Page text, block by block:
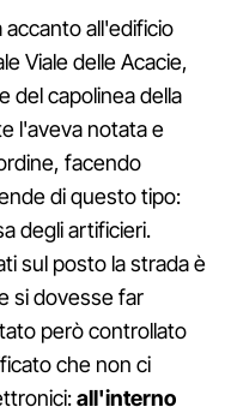
accanto all'edificio
Viale delle Acacie,
del capolinea della
l'aveva notata e
facendo
di questo tipo:
degli artificieri.
sul posto la strada è
si dovesse far
però controllato
che non ci
all'interno